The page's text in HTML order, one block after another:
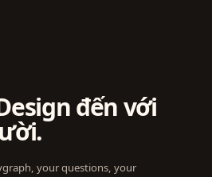
đến với
your questions, your